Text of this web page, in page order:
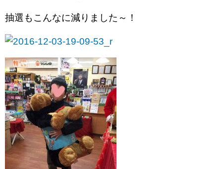
抽選もこんなに減りました～！